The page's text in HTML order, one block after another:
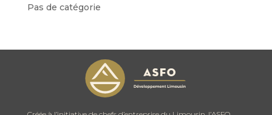
Pas de catégorie